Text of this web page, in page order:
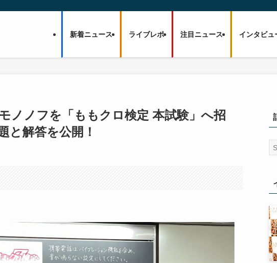
新着ニュース ライブレポ 注目ニュース インタビュ
ノノフを「ももクロ検定 本試験」へ招
と解答を公開！
検
索: